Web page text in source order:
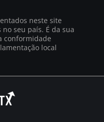
neste site
seu país. É da sua
conformidade
local